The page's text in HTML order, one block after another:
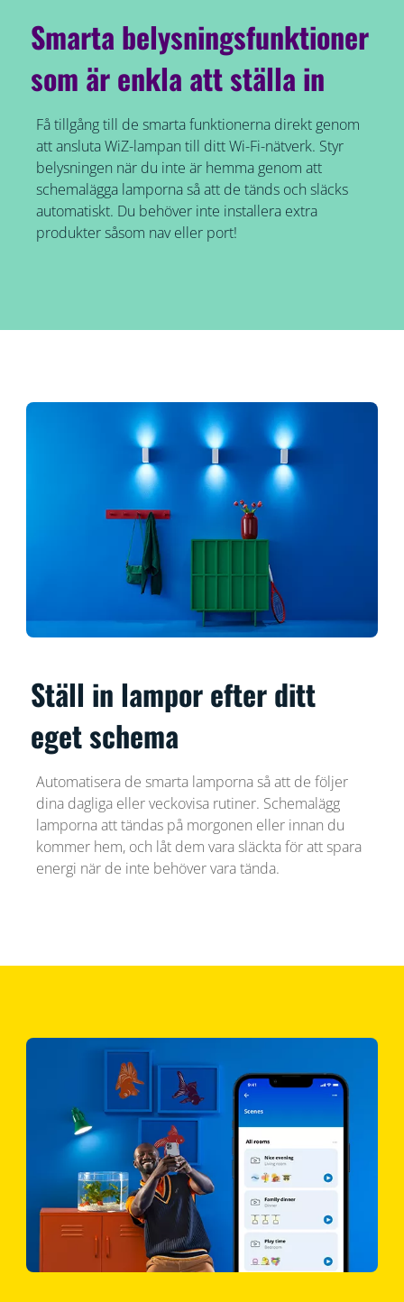
Smarta belysningsfunktioner
som är enkla att ställa in
Få tillgång till de smarta funktionerna direkt genom
att ansluta WiZ-lampan till ditt Wi-Fi-nätverk. Styr
belysningen när du inte är hemma genom att
schemalägga lamporna så att de tänds och släcks
automatiskt. Du behöver inte installera extra
produkter såsom nav eller port!
Ställ in lampor efter ditt
eget schema
Automatisera de smarta lamporna så att de följer
dina dagliga eller veckovisa rutiner. Schemalägg
lamporna att tändas på morgonen eller innan du
kommer hem, och låt dem vara släckta för att spara
energi när de inte behöver vara tända.